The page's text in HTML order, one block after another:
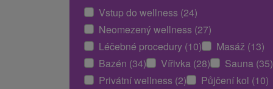
Vstup do wellness (24)
Neomezený wellness (27)
Léčebné procedury (10)
Masáž (13)
Bazén (34)
Vířivka (28)
Sauna (35)
Privátní wellness (2)
Půjčení kol (10)